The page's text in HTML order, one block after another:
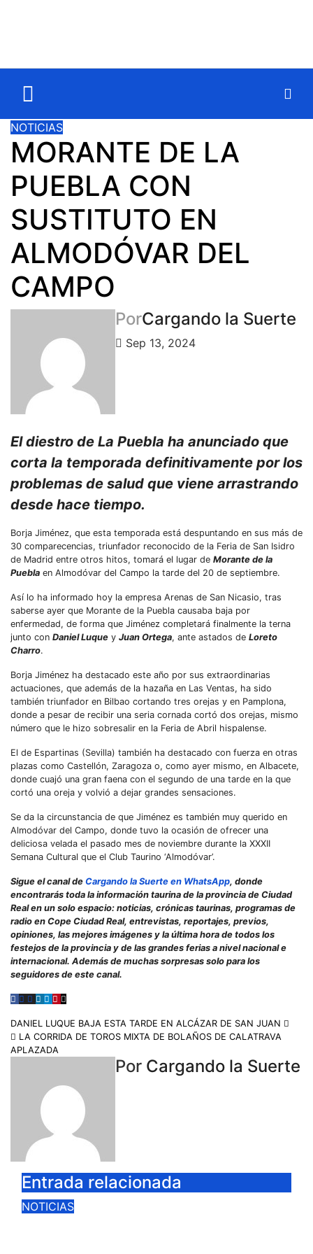
NOTICIAS
MORANTE DE LA
PUEBLA CON
SUSTITUTO EN
ALMODÓVAR DEL
CAMPO
PorCargando la Suerte
Sep 13, 2024
El diestro de La Puebla ha anunciado que
corta la temporada definitivamente por los
problemas de salud que viene arrastrando
desde hace tiempo.
Borja Jiménez, que esta temporada está despuntando en sus más de
30 comparecencias, triunfador reconocido de la Feria de San Isidro
de Madrid entre otros hitos, tomará el lugar de Morante de la
Puebla en Almodóvar del Campo la tarde del 20 de septiembre.
Así lo ha informado hoy la empresa Arenas de San Nicasio, tras
saberse ayer que Morante de la Puebla causaba baja por
enfermedad, de forma que Jiménez completará finalmente la terna
junto con Daniel Luque y Juan Ortega, ante astados de Loreto
Charro.
Borja Jiménez ha destacado este año por sus extraordinarias
actuaciones, que además de la hazaña en Las Ventas, ha sido
también triunfador en Bilbao cortando tres orejas y en Pamplona,
donde a pesar de recibir una seria cornada cortó dos orejas, mismo
número que le hizo sobresalir en la Feria de Abril hispalense.
El de Espartinas (Sevilla) también ha destacado con fuerza en otras
plazas como Castellón, Zaragoza o, como ayer mismo, en Albacete,
donde cuajó una gran faena con el segundo de una tarde en la que
cortó una oreja y volvió a dejar grandes sensaciones.
Se da la circunstancia de que Jiménez es también muy querido en
Almodóvar del Campo, donde tuvo la ocasión de ofrecer una
deliciosa velada el pasado mes de noviembre durante la XXXII
Semana Cultural que el Club Taurino ‘Almodóvar’.
Sigue el canal de Cargando la Suerte en WhatsApp, donde
encontrarás toda la información taurina de la provincia de Ciudad
Real en un solo espacio: noticias, crónicas taurinas, programas de
radio en Cope Ciudad Real, entrevistas, reportajes, previos,
opiniones, las mejores imágenes y la última hora de todos los
festejos de la provincia y de las grandes ferias a nivel nacional e
internacional. Además de muchas sorpresas solo para los
seguidores de este canal.
DANIEL LUQUE BAJA ESTA TARDE EN ALCÁZAR DE SAN JUAN
LA CORRIDA DE TOROS MIXTA DE BOLAÑOS DE CALATRAVA
APLAZADA
Por Cargando la Suerte
Entrada relacionada
NOTICIAS